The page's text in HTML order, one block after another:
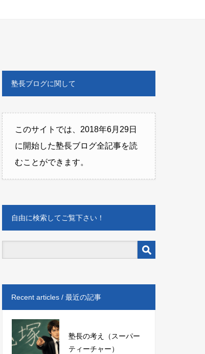
塾長ブログに関して
このサイトでは、2018年6月29日
に開始した塾長ブログ全記事を読
むことができます。
自由に検索してご覧下さい！
Recent articles / 最近の記事
塾長の考え（スーパー
ティーチャー）